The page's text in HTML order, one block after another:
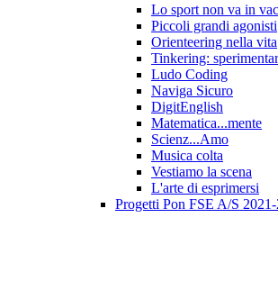
Lo sport non va in
Piccoli grandi agonisti
Orienteering nella vita
Tinkering:
Ludo Coding
Naviga Sicuro
DigitEnglish
Matematica...mente
Scienz...Amo
Musica colta
Vestiamo la scena
L'arte di esprimersi
Progetti Pon FSE A/S 2021-